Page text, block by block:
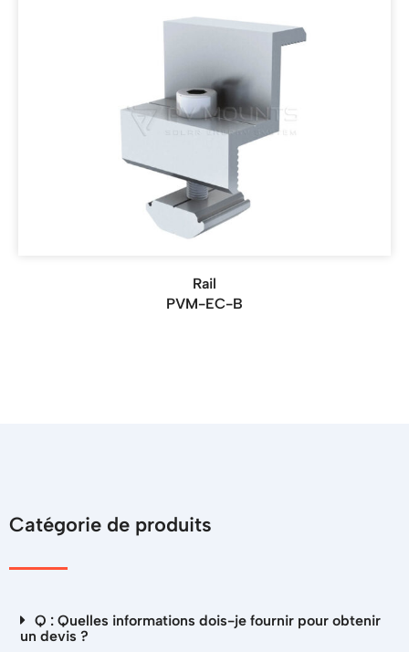
Rail
PVM-EC-B
Catégorie de produits
Q : Quelles informations dois-je fournir pour obtenir
un devis ?